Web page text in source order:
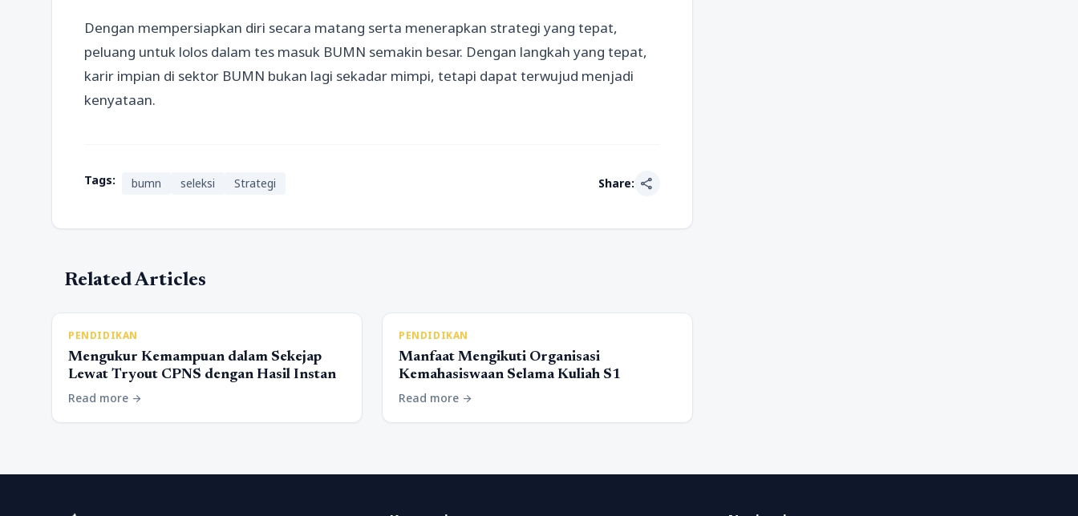
Dengan mempersiapkan diri secara matang serta menerapkan strategi yang tepat,
peluang untuk lolos dalam tes masuk BUMN semakin besar. Dengan langkah yang tepat,
karir impian di sektor BUMN bukan lagi sekadar mimpi, tetapi dapat terwujud menjadi
kenyataan.
Tags: bumn seleksi Strategi Share: share
Related Articles
PENDIDIKAN
Mengukur Kemampuan dalam Sekejap
Lewat Tryout CPNS dengan Hasil Instan
Read more arrow_forward
PENDIDIKAN
Manfaat Mengikuti Organisasi
Kemahasiswaan Selama Kuliah S1
Read more arrow_forward